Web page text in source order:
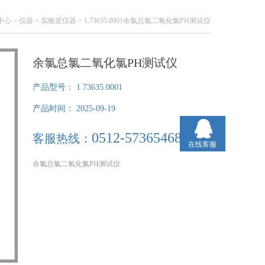
心 > 仪器 > 实验室仪器 > 1.73635.0001余氯总氯二氧化氯PH测试仪
余氯总氯二氧化氯PH测试仪
产品型号： 1.73635.0001
产品时间： 2025-09-19
客服热线： 0512-57365468
余氯总氯二氧化氯PH测试仪
在线客服